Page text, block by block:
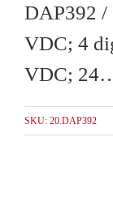
DAP392 /
VDC; 4
VDC;
SKU: 20.DAP392